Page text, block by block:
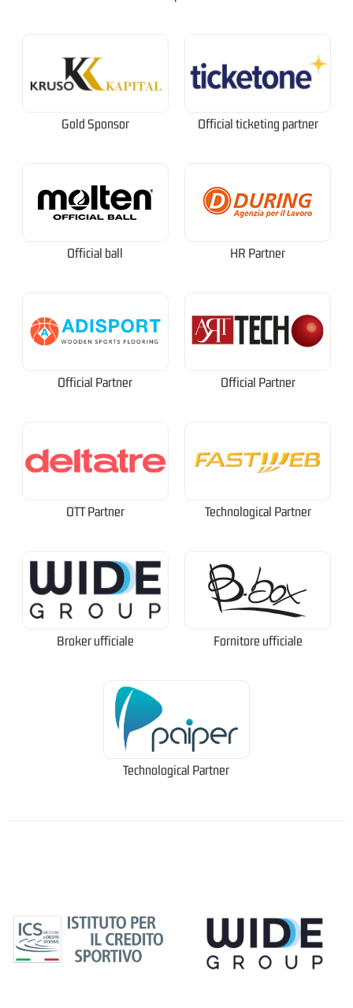
Gold Sponsor Official ticketing partner
Official ball HR Partner
Official Partner Official Partner
OTT Partner Technological Partner
Broker ufficiale Fornitore ufficiale
Technological Partner